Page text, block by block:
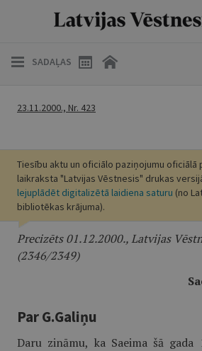
SADAĻAS
23.11.2000., Nr. 423
Tiesību aktu un oficiālo paziņojumu oficiālā
laikraksta "Latvijas Vēstnesis" drukas
lejuplādēt digitalizētā laidiena saturu (no
bibliotēkas krājuma).
Precizēts 01.12.2000., Latvijas
(2346/2349)
Par G.Galiņu
Daru zināmu, ka Saeima šā gada